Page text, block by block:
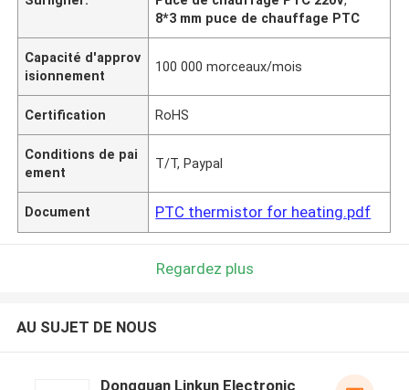
8*3 mm puce de chauffage PTC
Capacité d'approv
isionnement
100 000 morceaux/mois
Certification RoHS
Conditions de pai
ement
T/T, Paypal
Document PTC thermistor for heating.pdf
Regardez plus
AU SUJET DE NOUS
Dongguan Linkun Electronic